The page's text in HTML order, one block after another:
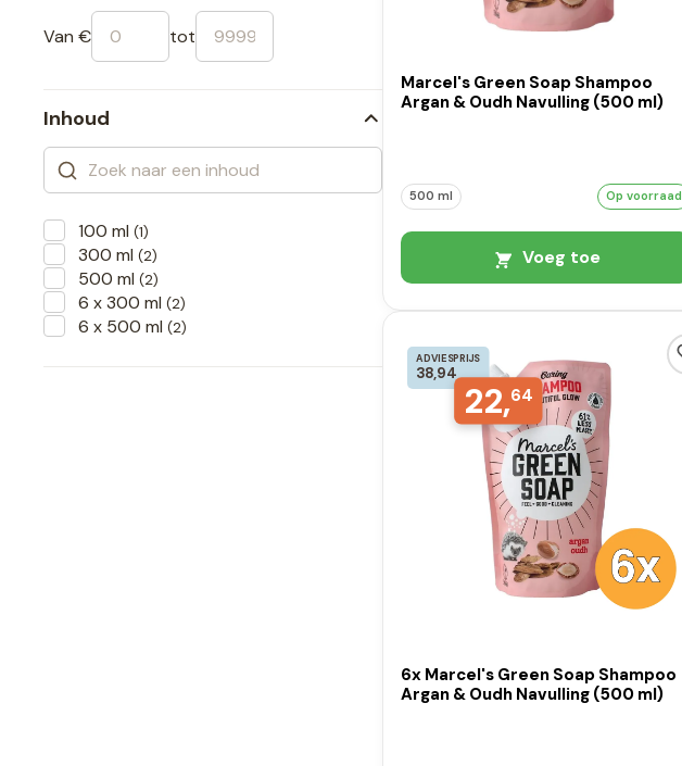
Van € tot
Inhoud
100 ml (1)
300 ml (2)
500 ml (2)
6 x 300 ml (2)
6 x 500 ml (2)
Marcel's Green Soap Shampoo
Argan & Oudh Navulling (500 ml)
500 ml Op voorraad
Voeg toe
ADVIESPRIJS
38,94
22,64
6x Marcel's Green Soap Shampoo
Argan & Oudh Navulling (500 ml)